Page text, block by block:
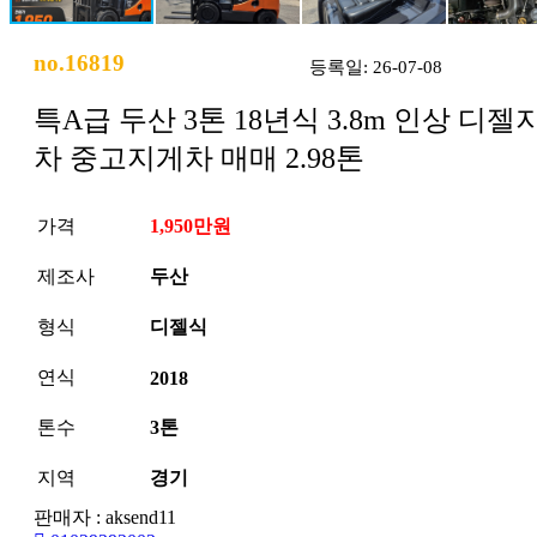
no.16819 등록일: 26-07-08
특A급 두산 3톤 18년식 3.8m 인상 디젤
차 중고지게차 매매 2.98톤
가격 1,950만원
제조사 두산
형식 디젤식
연식 2018
톤수 3톤
지역
경기
판매자 : aksend11